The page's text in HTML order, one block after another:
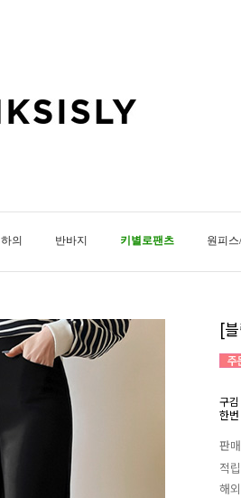
하의 반바지 키별로팬츠 원피
[
구
한
판
적
해